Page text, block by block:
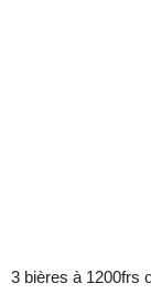
3 bières à 1200frs